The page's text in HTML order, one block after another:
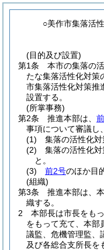
○美作市集落活
(目的及び設置)
第1条
本市の集落の
たな集落活性化対策
市集落活性化対策推
設置する。
(所掌事務)
第2条
推進本部は、
事項について審議し
(1)
集落の活性化対
(2)
集落の活性化
と。
(3)
前2号のほか目
(組織)
第3条
推進本部は、
織する。
2
本部長は市長をも
をもって充て、本部
議監、危機管理監、
及び各総合支所長を